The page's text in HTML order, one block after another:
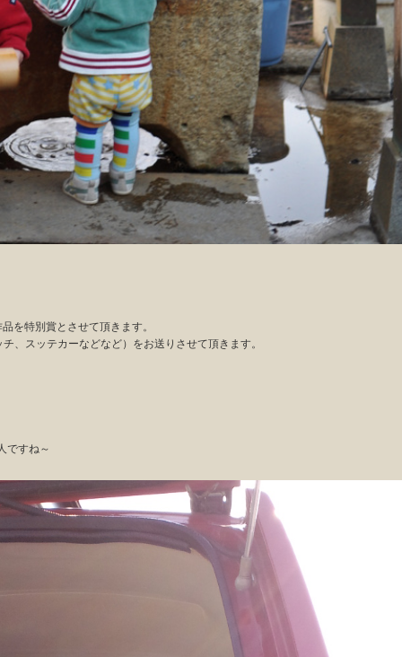
を特別賞とさせて頂きます。
、スッテカーなどなど）をお送りさせて頂きます。
ですね～